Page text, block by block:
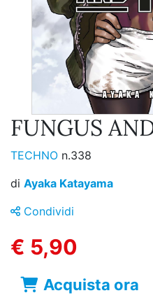
FUNGUS
TECHNO n.338
di Ayaka Katayama
Condividi
€ 5,90
Acquista ora